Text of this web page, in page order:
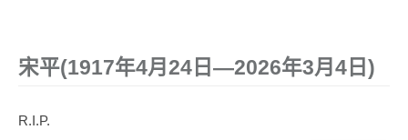
宋平(1917年4月24日—2026年3月4日)
R.I.P.